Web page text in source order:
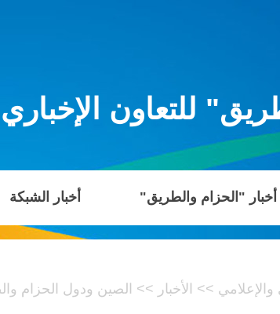
للتعاون الإخباري
أخبار "الحزام والطريق" أخبار الشبكة
>> الأخبار >> الصين ودول الحزام